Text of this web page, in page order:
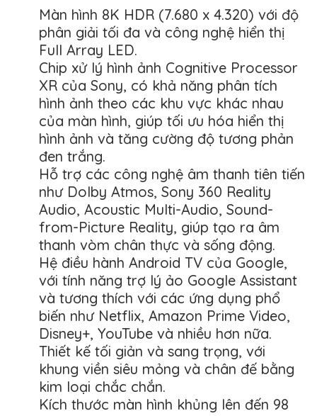
Màn hình 8K HDR (7.680 x 4.320) với độ
phân giải tối đa và công nghệ hiển thị
Full Array LED.
Chip xử lý hình ảnh Cognitive Processor
XR của Sony, có khả năng phân tích
hình ảnh theo các khu vực khác nhau
của màn hình, giúp tối ưu hóa hiển thị
hình ảnh và tăng cường độ tương phản
đen trắng.
Hỗ trợ các công nghệ âm thanh tiên tiến
như Dolby Atmos, Sony 360 Reality
Audio, Acoustic Multi-Audio, Sound-
from-Picture Reality, giúp tạo ra âm
thanh vòm chân thực và sống động.
Hệ điều hành Android TV của Google,
với tính năng trợ lý ảo Google Assistant
và tương thích với các ứng dụng phổ
biến như Netflix, Amazon Prime Video,
Disney+, YouTube và nhiều hơn nữa.
Thiết kế tối giản và sang trọng, với
khung viền siêu mỏng và chân đế bằng
kim loại chắc chắn.
Kích thước màn hình khủng lên đến 98